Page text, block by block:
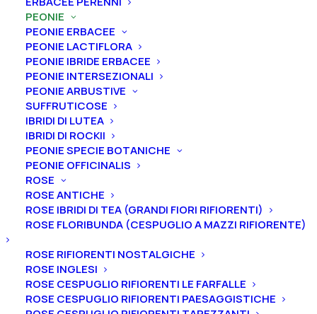
PEONIE
PEONIE ERBACEE
PEONIE LACTIFLORA
PEONIE IBRIDE ERBACEE
PEONIE INTERSEZIONALI
PEONIE ARBUSTIVE
SUFFRUTICOSE
IBRIDI DI LUTEA
IBRIDI DI ROCKII
PEONIE SPECIE BOTANICHE
PEONIE OFFICINALIS
ROSE
ROSE ANTICHE
ROSE IBRIDI DI TEA (GRANDI FIORI RIFIORENTI)
ROSE FLORIBUNDA (CESPUGLIO A MAZZI RIFIORENTE)
ROSE RIFIORENTI NOSTALGICHE
ROSE INGLESI
ROSE CESPUGLIO RIFIORENTI LE FARFALLE
ROSE CESPUGLIO RIFIORENTI PAESAGGISTICHE
ERBACEE PERENNI
PEONIE
ROSE
IRIS
RIZOMI IRIS DISPONIBILI
ALBERI
FRUTTI
ULIVI
VITI
FILTRA PER COLORE DEL FIORE
Rosa (1)